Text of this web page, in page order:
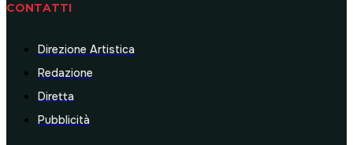
CONTATTI
Direzione Artistica
Redazione
Diretta
Pubblicità